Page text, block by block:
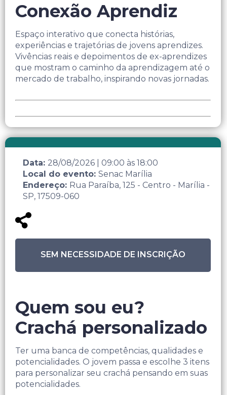
Conexão Aprendiz
Espaço interativo que conecta histórias,
experiências e trajetórias de jovens aprendizes.
Vivências reais e depoimentos de ex-aprendizes
que mostram o caminho da aprendizagem até o
mercado de trabalho, inspirando novas jornadas.
Data: 28/08/2026 09:00 às 18:00
Local do evento: Senac Marília
Endereço: Rua Paraíba, 125 - Centro - Marília -
SP, 17509-060
SEM NECESSIDADE DE INSCRIÇÃO
Quem sou eu?
Crachá personalizado
Ter uma banca de competências, qualidades e
potencialidades. O jovem passa e escolhe 3 itens
para personalizar seu crachá pensando em suas
potencialidades.